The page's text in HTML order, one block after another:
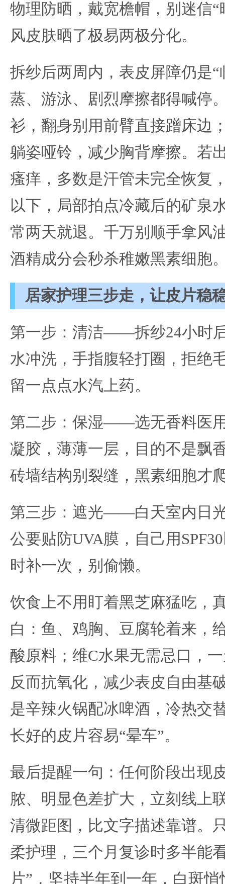
物理防晒，戴宽檐帽，别迷信
风皮肤晒了极易两极分化。
拆纱后两周内，表皮屏障仍是
蒸、游泳、剧烈摩擦都得喊停
衫，翻身别用前臂直接蹭床边
躺姿哑铃，减少胸背摩擦。若
瘙痒，多数是汗管未完全恢复
以下，局部拍点冷藏后的矿泉
常两天就退。千万别顺手拿风
酒精成分会秒杀稚嫩黑素细胞
居家护理三步走，让皮片稳
第一步：清洁——拆纱24小时
水冲洗，手指腹轻打圈，拒绝
留一点点水汽上药。
第二步：保湿——选无香料医
凝胶，薄薄一层，目的不是飘
砖墙结构别裂缝，黑素细胞才
第三步：遮光——白天室内日
公要贴防UVA膜，自己用
时补一次，别偷懒。
饮食上不用盯着黑芝麻猛吃，
白：鱼、鸡胸、豆腐轮着来，
酸原料；维C水果无需忌口，
反而抗氧化，减少表皮自由基
是辛辣火锅配冰啤酒，冷热交
长好的皮片容易“晕车”。
最后提醒一句：任何阶段出现
脓、明显色差扩大，立刻线上
清微距图，比文字描述靠谱。
柔护理，三个月复诊时多半能
片”，坚持半年到一年，白斑